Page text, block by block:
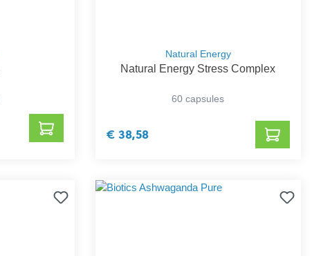
Natural Energy
Natural Energy Stress Complex
60 capsules
€ 38,58